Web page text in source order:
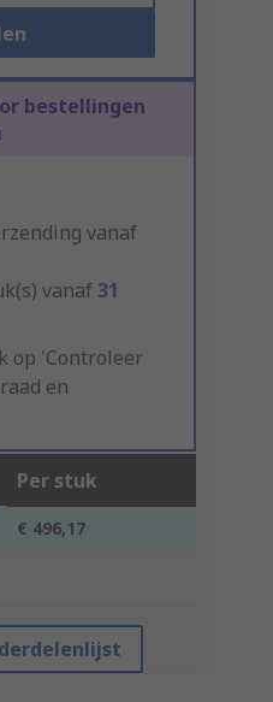
bestellingen
vanaf
vanaf31
op 'Controleer
en
Per stuk
€ 496,17